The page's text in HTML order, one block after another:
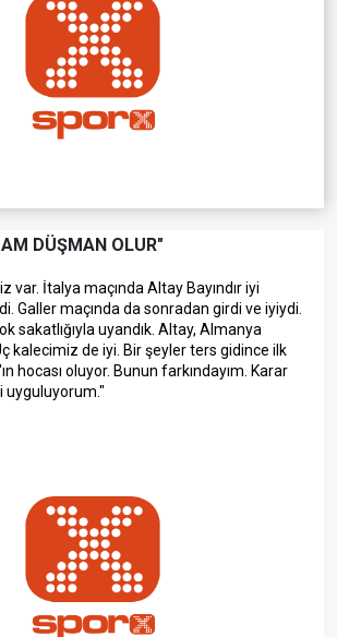
DÜŞMAN OLUR"
var. İtalya maçında Altay Bayındır iyi
Galler maçında da sonradan girdi ve iyiydi.
sakatlığıyla uyandık. Altay, Almanya
kalecimiz de iyi. Bir şeyler ters gidince ilk
hocası oluyor. Bunun farkındayım. Karar
uyguluyorum."